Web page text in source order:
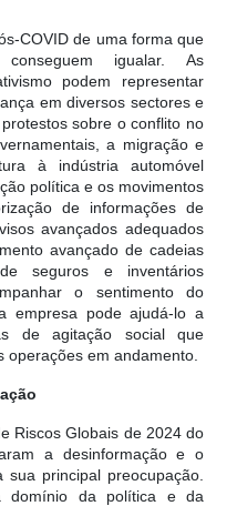
COVID de uma forma que
igualar. As
podem representar
em diversos sectores e
sobre o conflito no
a migração e
à indústria automóvel
política e os movimentos
de informações de
avançados adequados
avançado de cadeias
seguros e inventários
o sentimento do
empresa pode ajudá-lo a
de agitação social que
operações em andamento.
Riscos Globais de 2024 do
a desinformação e o
principal preocupação.
domínio da política e da